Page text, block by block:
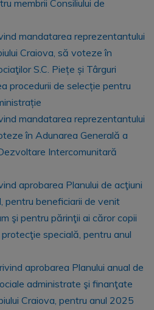
membrii Consiliului de
mandatarea reprezentantului
Craiova, să voteze în
S.C. Piețe și Târguri
procedurii de selecție pentru
mandatarea reprezentantului
în Adunarea Generală a
Intercomunitară
aprobarea Planului de acţiuni
pentru beneficiarii de venit
şi pentru părinţii ai căror copii
specială, pentru anul
aprobarea Planului anual de
administrate şi finanţate
Craiova, pentru anul 2025